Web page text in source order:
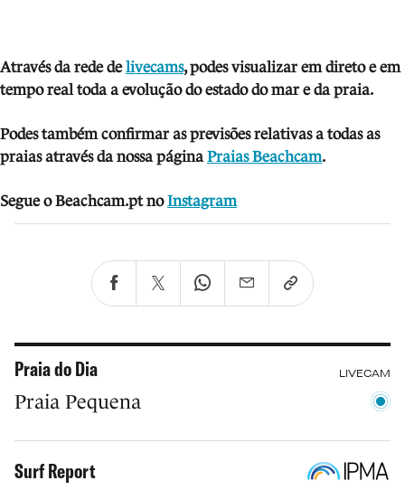
Através da rede delivecams, podes visualizar em direto e em
tempo real toda a evolução do estado do mar e da praia.
Podes também confirmar as previsões relativas a todas as
praias através da nossa páginaPraias Beachcam.
Segue o Beachcam.pt no Instagram
Praia do Dia LIVECAM
Praia Pequena
Surf Report